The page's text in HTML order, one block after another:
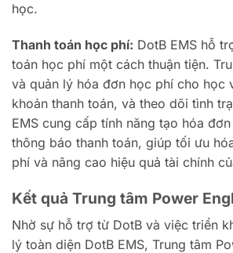
học.
Thanh toán học phí: DotB EMS hỗ
toán học phí một cách thuận tiện.
và quản lý hóa đơn học phí cho học
khoản thanh toán, và theo dõi tình
EMS cung cấp tính năng tạo hóa
thông báo thanh toán, giúp tối ưu
phí và nâng cao hiệu quả tài chính
Kết quả Trung tâm Power
Nhờ sự hỗ trợ từ DotB và việc triển
lý toàn diện DotB EMS, Trung tâm